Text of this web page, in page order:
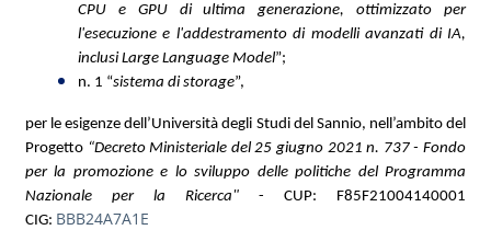
CPU e GPU di ultima generazione, ottimizzato per
l'esecuzione e l'addestramento di modelli avanzati di IA,
inclusi Large Language Model”;
n. 1 “sistema di storage”,
per le esigenze dell’Università degli Studi del Sannio, nell’ambito del
Progetto “Decreto Ministeriale del 25 giugno 2021 n. 737 - Fondo
per la promozione e lo sviluppo delle politiche del Programma
Nazionale per la Ricerca" - CUP: F85F21004140001
CIG: BBB24A7A1E